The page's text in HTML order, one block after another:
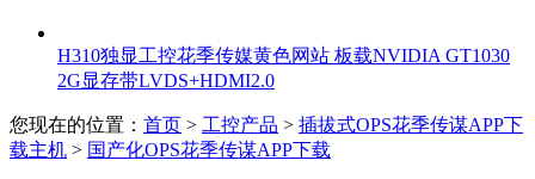
H310独显工控花季传媒黄色网站 板载NVIDIA GT1030
2G显存带LVDS+HDMI2.0
您现在的位置： 首页 > 工控产品 > 插拔式OPS花季传谋APP下
载主机 > 国产化OPS花季传谋APP下载